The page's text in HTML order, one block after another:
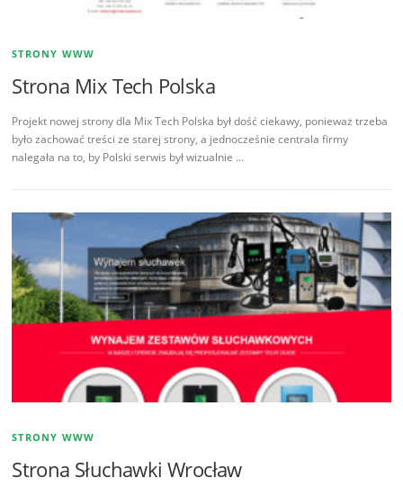
STRONY WWW
Strona Mix Tech Polska
Projekt nowej strony dla Mix Tech Polska był dość ciekawy, ponieważ trzeba
było zachować treści ze starej strony, a jednocześnie centrala firmy
nalegała na to, by Polski serwis był wizualnie …
STRONY WWW
Strona Słuchawki Wrocław